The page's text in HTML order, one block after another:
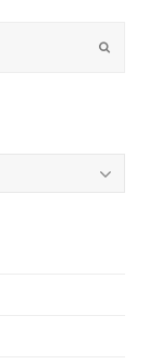
Submit